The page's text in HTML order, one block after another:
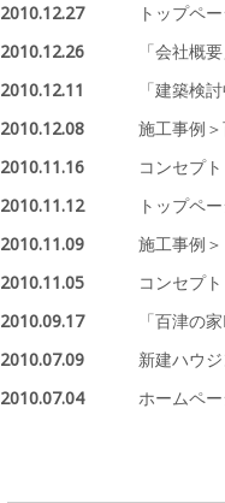
2010.12.27
トップペ
2010.12.26
「会社概
2010.12.11
「建築検
2010.12.08
施工事例
2010.11.16
コンセプ
2010.11.12
トップペ
2010.11.09
施工事例
2010.11.05
コンセプ
2010.09.17
「百津の
2010.07.09
新建ハウ
2010.07.04
ホームペ